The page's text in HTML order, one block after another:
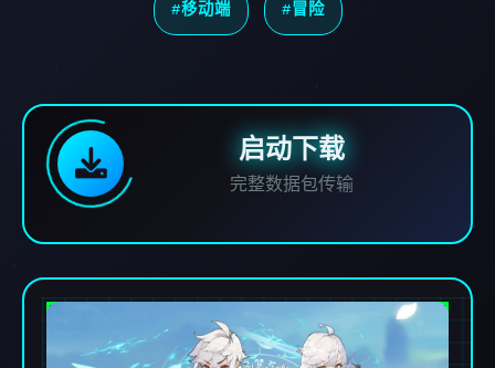
#移动端 #冒险
启动下载
完整数据包传输